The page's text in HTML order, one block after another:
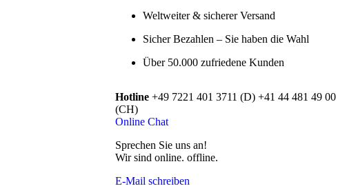
Weltweiter & sicherer Versand
Sicher Bezahlen – Sie haben die Wahl
Über 50.000 zufriedene Kunden
Hotline +49 7221 401 3711 (D) +41 44 481 49 00
(CH)
Online Chat
Sprechen Sie uns an!
Wir sind online. offline.
E-Mail schreiben